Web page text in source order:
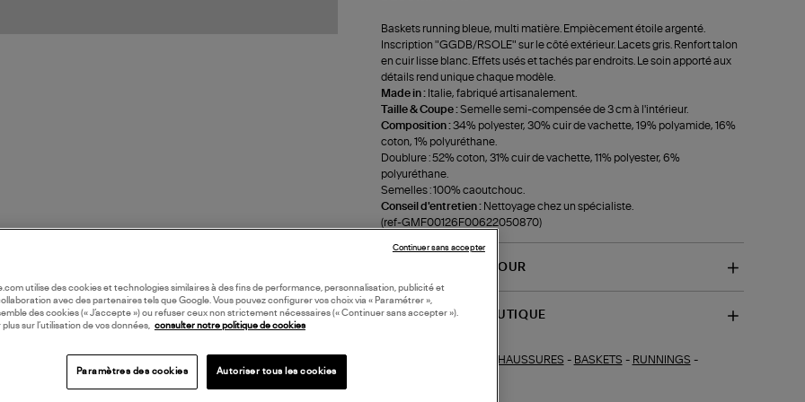
Baskets running bleue, multi matière. Empiècement étoile argenté.
Inscription "GGDB/RSOLE" sur le côté extérieur. Lacets gris. Renfort talon
en cuir lisse blanc. Effets usés et tachés par endroits. Le soin apporté aux
détails rend unique chaque modèle.
Made in : Italie, fabriqué artisanalement.
Taille & Coupe :Semelle semi-compensée de 3 cm à l'intérieur.
Composition :34% polyester, 30% cuir de vachette, 19% polyamide, 16%
coton, 1% polyuréthane.
Doublure : 52% coton, 31% cuir de vachette, 11% polyester, 6%
polyuréthane.
Semelles : 100% caoutchouc.
Conseil d'entretien : Nettoyage chez un spécialiste.
(ref-GMF00126F00622050870)
LIVRAISON ET RETOUR
DISPONIBILITÉ BOUTIQUE
CHAUSSURES - BASKETS - RUNNINGS -
utilise des cookies et technologies similaires à des fins de performance, personnalisation, publicité et
avec des partenaires tels que Google. Vous pouvez configurer vos choix via « Paramétrer »,
des cookies (« J’accepte ») ou refuser ceux non strictement nécessaires (« Continuer sans accepter »).
plus sur l’utilisation de vos données,
consulter notre politique de cookies
Paramètres des cookies Autoriser tous les cookies
Continuer sans accepter